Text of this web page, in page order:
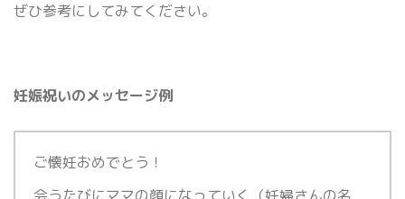
ぜひ参考にしてみてください。
妊娠祝いのメッセージ例
ご懐妊おめでとう！